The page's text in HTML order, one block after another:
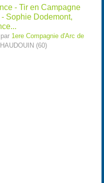
- Tir en Campagne
Sophie Dodemont,
1ere Compagnie d'Arc de
(60)